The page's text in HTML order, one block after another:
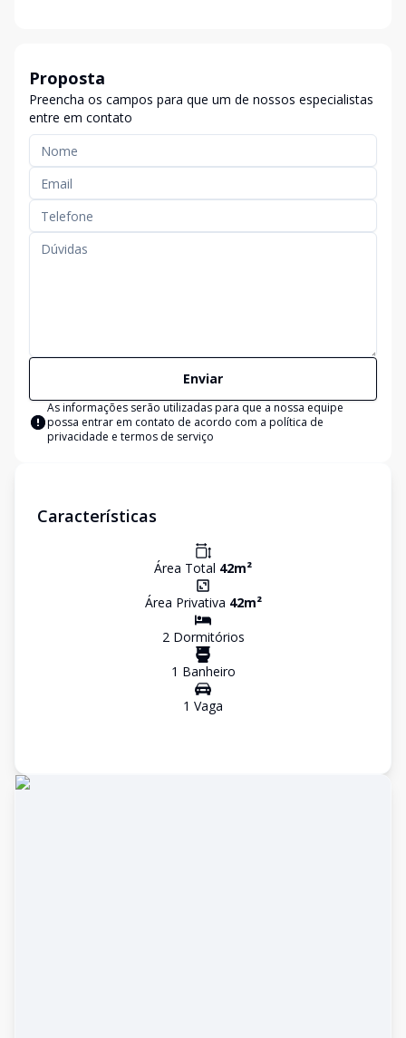
Proposta
Preencha os campos para que um de nossos especialistas
entre em contato
Enviar
As informações serão utilizadas para que a nossa equipe
possa entrar em contato de acordo com a política de
privacidade e termos de serviço
Características
Área Total 42m²
Área Privativa 42m²
2Dormitórios
1 Banheiro
1 Vaga